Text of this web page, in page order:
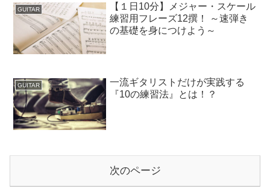
GUITAR
【１日10分】メジャー・スケール
練習用フレーズ12撰！ ～速弾き
の基礎を身につけよう～
GUITAR
一流ギタリストだけが実践する
『10の練習法』とは！？
次のページ